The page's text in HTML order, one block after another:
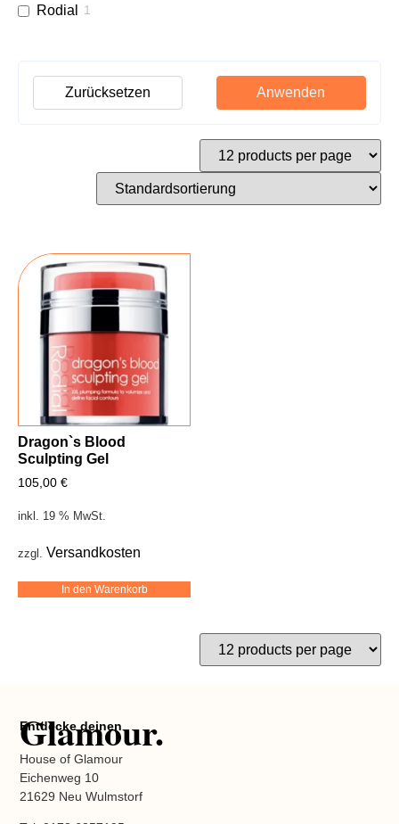
Rodial 1
Anwenden
Zurücksetzen
Dragon`s Blood
Sculpting Gel
105,00 €
inkl. 19 % MwSt.
zzgl. Versandkosten
In den Warenkorb
Entdecke deinen
Glamour.
House of Glamour
Eichenweg 10
21629 Neu Wulmstorf